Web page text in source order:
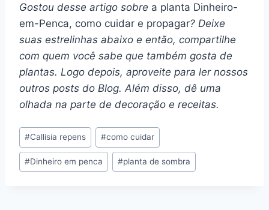
Gostou desse artigo sobre a planta Dinheiro-
em-Penca, como cuidar e propagar? Deixe
suas estrelinhas abaixo e então, compartilhe
com quem você sabe que também gosta de
plantas. Logo depois, aproveite para ler nossos
outros posts do Blog. Além disso, dê uma
olhada na parte de decoração e receitas.
Tags
do
Post:
#Callisia repens #como cuidar
#Dinheiro em penca #planta de sombra